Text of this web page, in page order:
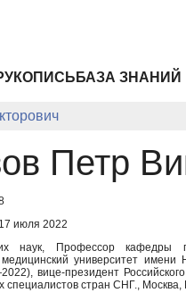
БАЗА ЗНАНИЙ
Петр
июля 2022
наук, Профессор кафедры
медицинский университет
вице-президент
стран СНГ., Москва,